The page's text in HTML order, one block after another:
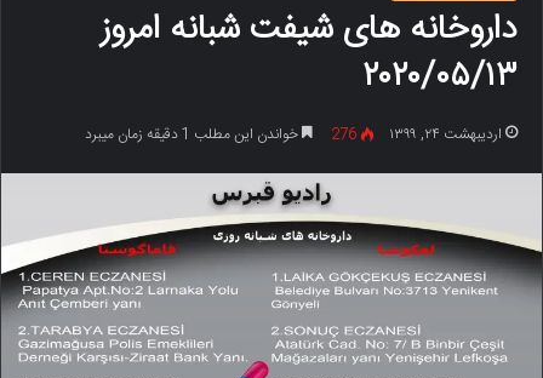
داروخانه های شیفت شبانه امروز
۲۰۲۰/۰۵/۱۳
اردیبهشت ۲۴, ۱۳۹۹ 276 خواندن این مطلب 1 دقیقه زمان میبرد